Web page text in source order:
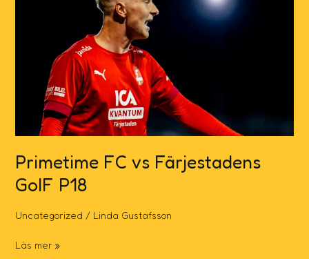
Primetime FC vs Färjestadens
GoIF P18
Uncategorized / Linda Gustafsson
Läs mer »